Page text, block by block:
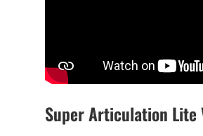
Super Articulation Lite